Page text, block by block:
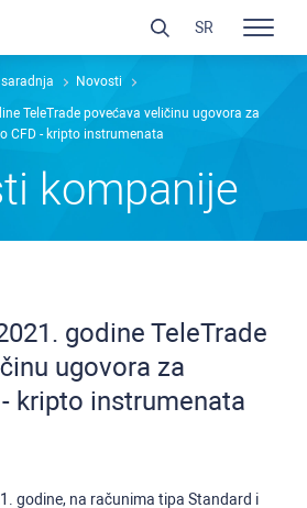
Novosti
TeleTrade povećava veličinu ugovora za
CFD - kripto instrumenata
kompanije
godine TeleTrade
ugovora za
kripto instrumenata
godine, na računima tipa Standard i
SR